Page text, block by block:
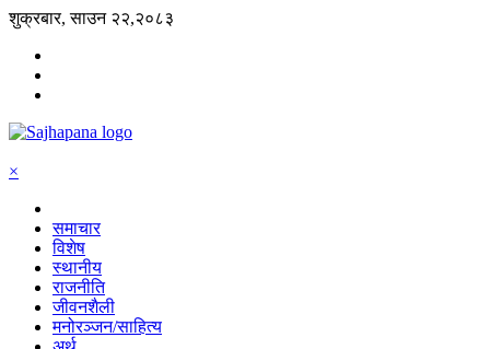
शुक्रबार, साउन २२,२०८३
×
समाचार
विशेष
स्थानीय
राजनीति
जीवनशैली
मनोरञ्जन/साहित्य